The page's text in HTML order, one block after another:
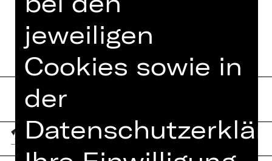
TERMINE UND BESETZUNG
jeweiligen
Cookies sowie in
der